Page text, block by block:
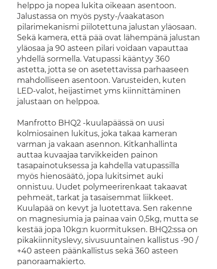
helppo ja nopea lukita oikeaan asentoon.
Jalustassa on myös pysty-/vaakatason
pilarimekanismi piilotettuna jalustan yläosaan.
Sekä kamera, että pää ovat lähempänä jalustan
yläosaa ja 90 asteen pilari voidaan vapauttaa
yhdellä sormella. Vatupassi kääntyy 360
astetta, jotta se on asetettavissa parhaaseen
mahdolliseen asentoon. Varusteiden, kuten
LED-valot, heijastimet yms kiinnittäminen
jalustaan on helppoa.
Manfrotto BHQ2 -kuulapäässä on uusi
kolmiosainen lukitus, joka takaa kameran
varman ja vakaan asennon. Kitkanhallinta
auttaa kuvaajaa tarvikkeiden painon
tasapainotuksessa ja kahdella vatupassilla
myös hienosäätö, jopa lukitsimet auki
onnistuu. Uudet polymeerirenkaat takaavat
pehmeät, tarkat ja tasaisemmat liikkeet.
Kuulapää on kevyt ja luotettava. Sen rakenne
on magnesiumia ja painaa vain 0,5kg, mutta se
kestää jopa 10kg:n kuormituksen. BHQ2:ssa on
pikakiinnityslevy, sivusuuntainen kallistus -90 /
+40 asteen päänkallistus sekä 360 asteen
panoraamakierto.